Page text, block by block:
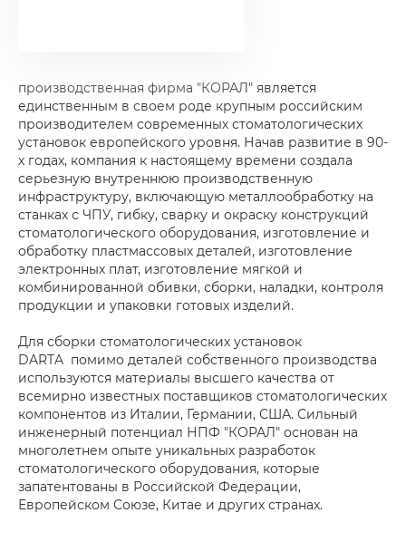
производственная фирма "КОРАЛ" является
единственным в своем роде крупным российским
производителем современных стоматологических
установок европейского уровня. Начав развитие в 90-
х годах, компания к настоящему времени создала
серьезную внутреннюю производственную
инфраструктуру, включающую металлообработку на
станках с ЧПУ, гибку, сварку и окраску конструкций
стоматологического оборудования, изготовление и
обработку пластмассовых деталей, изготовление
электронных плат, изготовление мягкой и
комбинированной обивки, сборки, наладки, контроля
продукции и упаковки готовых изделий.
Для сборки стоматологических установок
DARTA помимо деталей собственного производства
используются материалы высшего качества от
всемирно известных поставщиков стоматологических
компонентов из Италии, Германии, США. Сильный
инженерный потенциал НПФ "КОРАЛ" основан на
многолетнем опыте уникальных разработок
стоматологического оборудования, которые
запатентованы в Российской Федерации,
Европейском Союзе, Китае и других странах.